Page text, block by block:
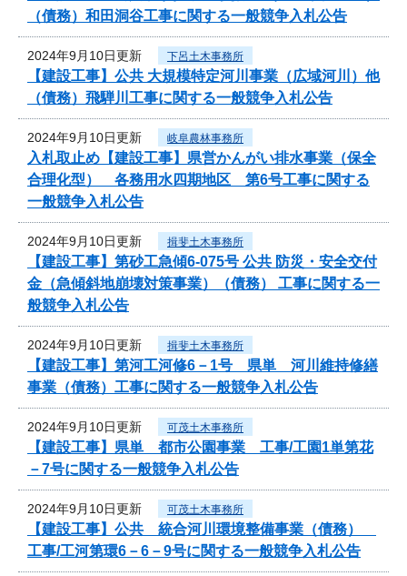
（債務）和田洞谷工事に関する一般競争入札公告
2024年9月10日更新 下呂土木事務所
【建設工事】公共 大規模特定河川事業（広域河川）他
（債務）飛騨川工事に関する一般競争入札公告
2024年9月10日更新 岐阜農林事務所
入札取止め【建設工事】県営かんがい排水事業（保全
合理化型） 各務用水四期地区 第6号工事に関する
一般競争入札公告
2024年9月10日更新 揖斐土木事務所
【建設工事】第砂工急傾6-075号 公共 防災・安全交付
金（急傾斜地崩壊対策事業）（債務） 工事に関する一
般競争入札公告
2024年9月10日更新 揖斐土木事務所
【建設工事】第河工河修6－1号 県単 河川維持修繕
事業（債務）工事に関する一般競争入札公告
2024年9月10日更新 可茂土木事務所
【建設工事】県単 都市公園事業 工事/工園1単第花
－7号に関する一般競争入札公告
2024年9月10日更新 可茂土木事務所
【建設工事】公共 統合河川環境整備事業（債務）
工事/工河第環6－6－9号に関する一般競争入札公告